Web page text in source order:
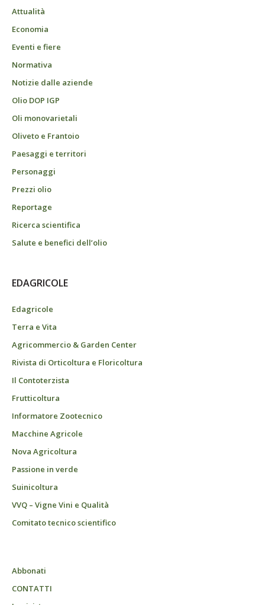
Attualità
Economia
Eventi e fiere
Normativa
Notizie dalle aziende
Olio DOP IGP
Oli monovarietali
Oliveto e Frantoio
Paesaggi e territori
Personaggi
Prezzi olio
Reportage
Ricerca scientifica
Salute e benefici dell’olio
EDAGRICOLE
Edagricole
Terra e Vita
Agricommercio & Garden Center
Rivista di Orticoltura e Floricoltura
Il Contoterzista
Frutticoltura
Informatore Zootecnico
Macchine Agricole
Nova Agricoltura
Passione in verde
Suinicoltura
VVQ – Vigne Vini e Qualità
Comitato tecnico scientifico
Abbonati
CONTATTI